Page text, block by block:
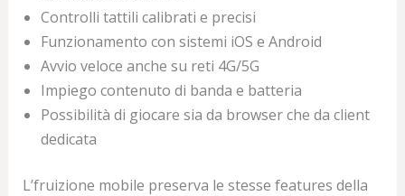
Controlli tattili calibrati e precisi
Funzionamento con sistemi iOS e Android
Avvio veloce anche su reti 4G/5G
Impiego contenuto di banda e batteria
Possibilità di giocare sia da browser che da client
dedicata
L’fruizione mobile preserva le stesse features della